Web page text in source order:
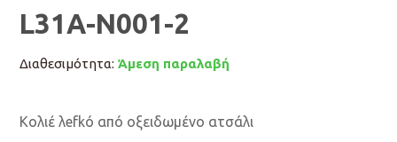
L31A-N001-2
Διαθεσιμότητα: Άμεση παραλαβή
Κολιέ λefkό από οξειδωμένο ατσάλι